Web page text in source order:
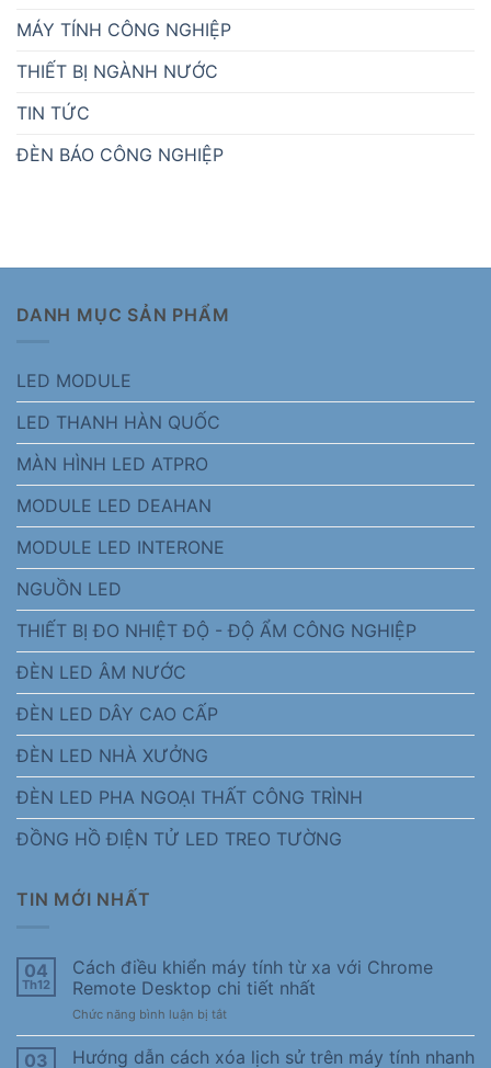
MÁY TÍNH CÔNG NGHIỆP
THIẾT BỊ NGÀNH NƯỚC
TIN TỨC
ĐÈN BÁO CÔNG NGHIỆP
DANH MỤC SẢN PHẨM
LED MODULE
LED THANH HÀN QUỐC
MÀN HÌNH LED ATPRO
MODULE LED DEAHAN
MODULE LED INTERONE
NGUỒN LED
THIẾT BỊ ĐO NHIỆT ĐỘ - ĐỘ ẨM CÔNG NGHIỆP
ĐÈN LED ÂM NƯỚC
ĐÈN LED DÂY CAO CẤP
ĐÈN LED NHÀ XƯỞNG
ĐÈN LED PHA NGOẠI THẤT CÔNG TRÌNH
ĐỒNG HỒ ĐIỆN TỬ LED TREO TƯỜNG
TIN MỚI NHẤT
04
Th12
Cách điều khiển máy tính từ xa với Chrome
Remote Desktop chi tiết nhất
Chức năng bình luận bị tắtở
điều
03
Hướng dẫn cách xóa lịch sử trên máy tính nhanh